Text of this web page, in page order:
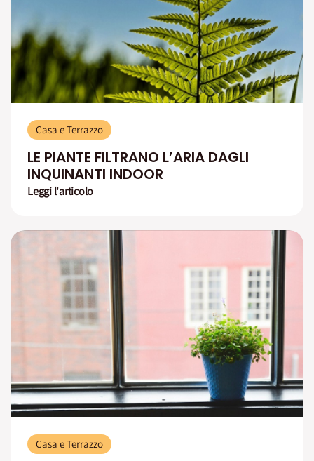
Casa e Terrazzo
LE PIANTE FILTRANO L’ARIA DAGLI
INQUINANTI INDOOR
Leggi l'articolo
Casa e Terrazzo